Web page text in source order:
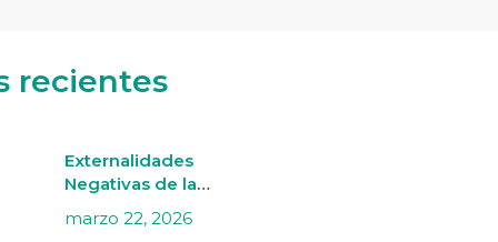
recientes
Externalidades
Negativas de la
Minería Aurífera
Informal en Madre de
marzo 22, 2026